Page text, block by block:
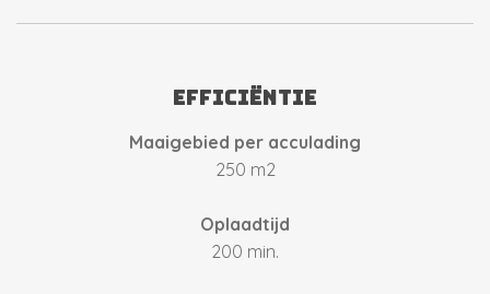
Efficiëntie
Maaigebied per acculading
250 m2
Oplaadtijd
200 min.